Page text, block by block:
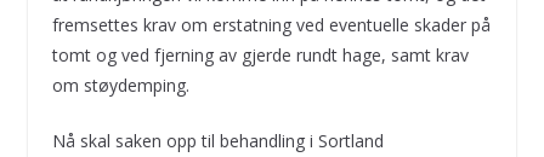
fremsettes krav om erstatning ved eventuelle skader på
tomt og ved fjerning av gjerde rundt hage, samt krav
om støydemping.
Nå skal saken opp til behandling i Sortland